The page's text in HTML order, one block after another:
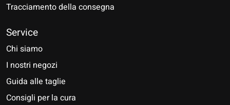
Tracciamento della consegna
Service
Chi siamo
I nostri negozi
Guida alle taglie
Consigli per la cura